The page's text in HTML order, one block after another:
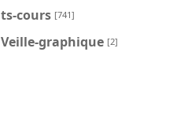
ts-cours [741]
Veille-graphique [2]